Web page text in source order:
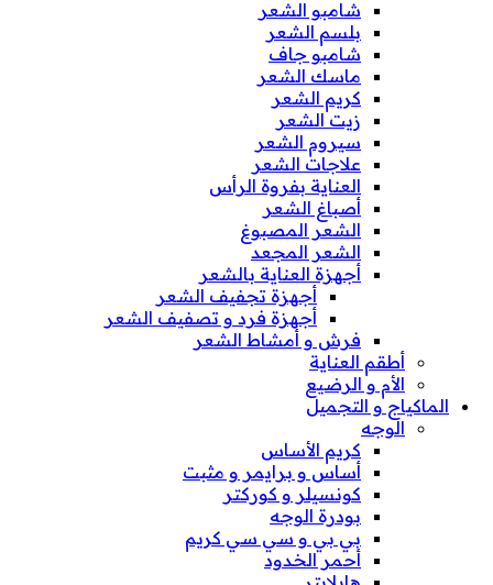
شامبو الشعر
بلسم الشعر
شامبو جاف
ماسك الشعر
كريم الشعر
زيت الشعر
سيروم الشعر
علاجات الشعر
العناية بفروة الرأس
أصباغ الشعر
الشعر المصبوغ
الشعر المجعد
أجهزة العناية بالشعر
أجهزة تجفيف الشعر
أجهزة فرد و تصفيف الشعر
فرش و أمشاط الشعر
أطقم العناية
الأم و الرضيع
الماكياج و التجميل
الوجه
كريم الأساس
أساس و برايمر و مثبت
كونسيلر و كوركتر
بودرة الوجه
بي بي و سي سي كريم
أحمر الخدود